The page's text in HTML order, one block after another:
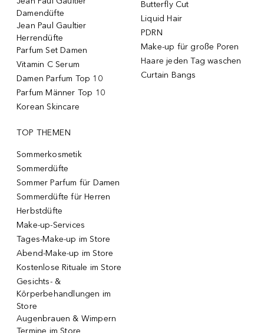
Damendüfte
Jean Paul Gaultier
Herrendüfte
Parfum Set Damen
Vitamin C Serum
Damen Parfum Top 10
Parfum Männer Top 10
Korean Skincare
Butterfly Cut
Liquid Hair
PDRN
Make-up für große Poren
Haare jeden Tag waschen
Curtain Bangs
TOP THEMEN
Sommerkosmetik
Sommerdüfte
Sommer Parfum für Damen
Sommerdüfte für Herren
Herbstdüfte
Make-up-Services
Tages-Make-up im Store
Abend-Make-up im Store
Kostenlose Rituale im Store
Gesichts- &
Körperbehandlungen im
Store
Augenbrauen & Wimpern
Termine im Store